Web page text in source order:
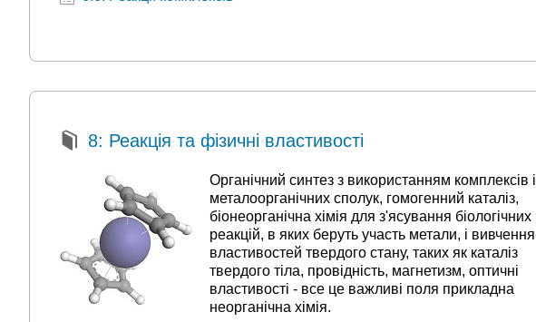
8: Реакція та фізичні властивості
Органічний синтез з використанням комплексів і
металоорганічних сполук, гомогенний каталіз,
біонеорганічна хімія для з'ясування біологічних
реакцій, в яких беруть участь метали, і вивчення
властивостей твердого стану, таких як каталіз
твердого тіла, провідність, магнетизм, оптичні
властивості - все це важливі поля прикладна
неорганічна хімія.